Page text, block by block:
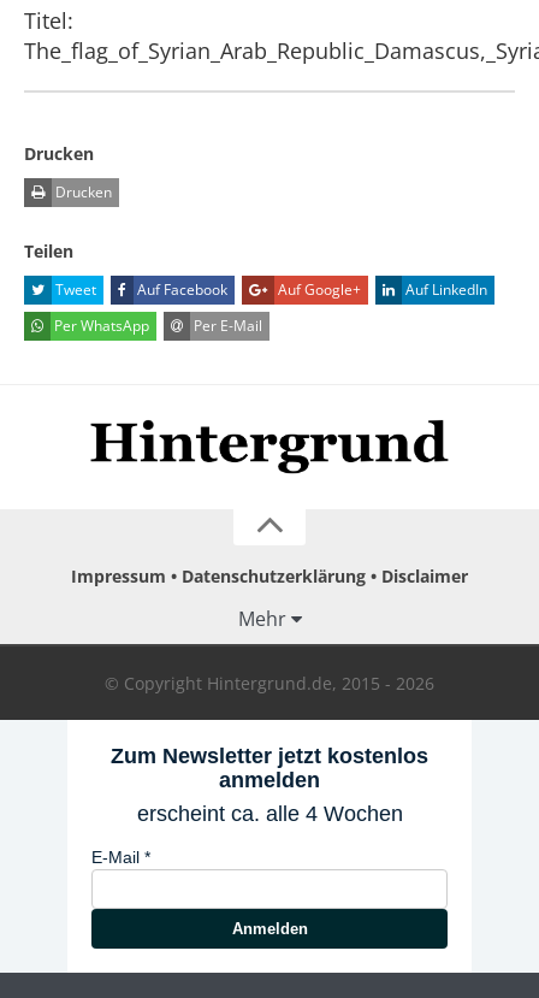
Titel:
Drucken
Drucken
Teilen
Tweet Auf Facebook Auf Google+
Auf LinkedIn
Per WhatsApp
Per E-Mail
Impressum Datenschutzerklärung Disclaimer
Mehr
© Copyright Hintergrund.de, 2015 - 2026
Zum Newsletter jetzt kostenlos
anmelden
erscheint ca. alle 4 Wochen
E-Mail
Anmelden